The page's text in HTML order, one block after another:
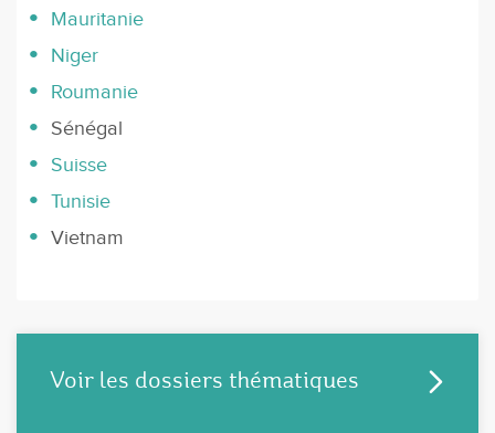
Mauritanie
Niger
Roumanie
Sénégal
Suisse
Tunisie
Vietnam
Voir les dossiers thématiques